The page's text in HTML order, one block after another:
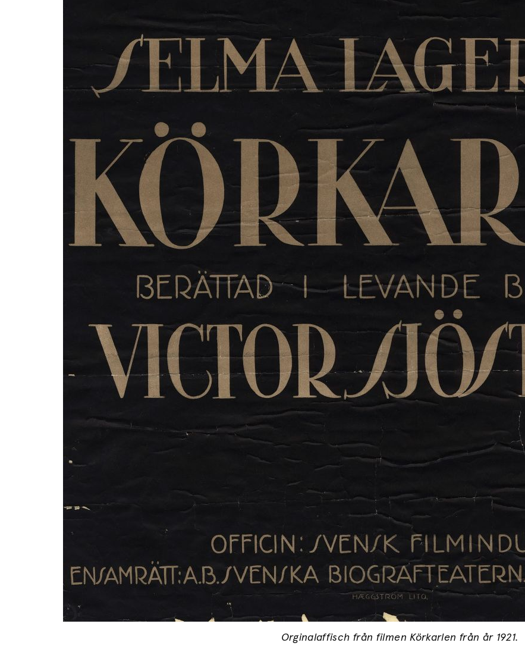
Orginalaffisch från filmen Körkarlen från år 1921.